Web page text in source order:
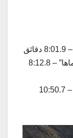
02- عبد المجيد الخليفي (السعودية) – “ياماها” – 8:12.8
03- هاني النومسي (السعودية) – “ياماها” – 10:50.7